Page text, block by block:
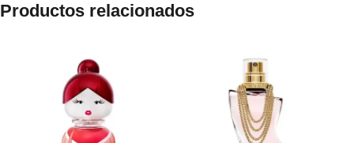
Productos relacionados